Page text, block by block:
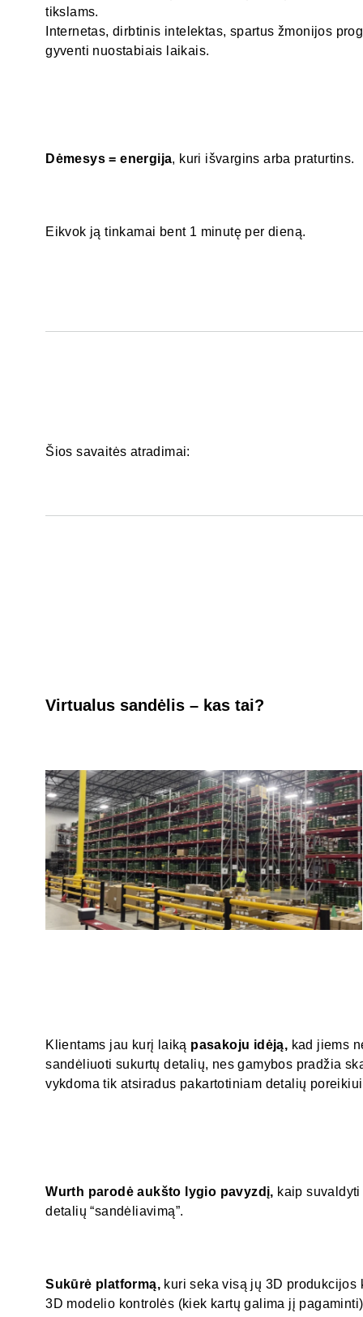
tikslams.
Internetas, dirbtinis intelektas, spartus žmonijos
gyventi nuostabiais laikais.
Dėmesys = energija, kuri išvargins arba praturtins.
Eikvok ją tinkamai bent 1 minutę per dieną.
Šios savaitės atradimai:
Virtualus sandėlis – kas tai?
Klientams jau kurį laiką pasakoju idėją, kad jiems
sandėliuoti sukurtų detalių, nes gamybos pradžia
vykdoma tik atsiradus pakartotiniam detalių
Wurth parodė aukšto lygio pavyzdį, kaip
detalių “sandėliavimą”.
Sukūrė platformą, kuri seka visą jų 3D produkcijos
3D modelio kontrolės (kiek kartų galima jį